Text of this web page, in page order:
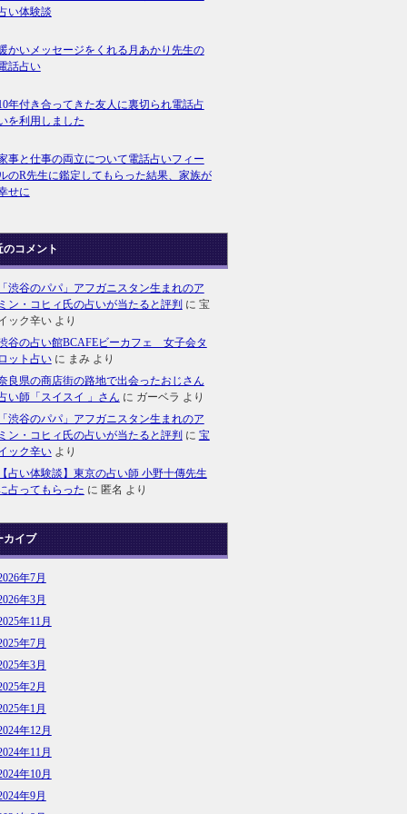
い体験談
かいメッセージをくれる月あかり先生の
話占い
年付き合ってきた友人に裏切られ電話占
を利用しました
事と仕事の両立について電話占いフィー
のR先生に鑑定してもらった結果、家族が
せに
のコメント
渋谷のパパ」アフガニスタン生まれのア
ン・コヒィ氏の占いが当たると評判 に 宝
ック辛いより
谷の占い館BCAFEビーカフェ 女子会タ
ット占いに まみより
良県の商店街の路地で出会ったおじさん
い師「スイスイ 」さん に ガーベラ より
渋谷のパパ」アフガニスタン生まれのア
ン・コヒィ氏の占いが当たると評判 に 宝
ック辛いより
占い体験談】東京の占い師 小野十傳先生
占ってもらった に 匿名 より
カイブ
年7月
年3月
年11月
年7月
年3月
年2月
年1月
年12月
年11月
年10月
年9月